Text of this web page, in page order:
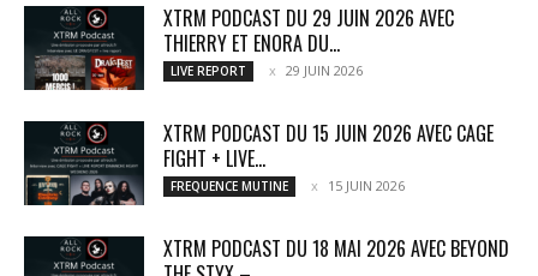
XTRM PODCAST DU 29 JUIN 2026 AVEC
THIERRY ET ENORA DU...
LIVE REPORT 29 JUIN 2026
XTRM PODCAST DU 15 JUIN 2026 AVEC CAGE
FIGHT + LIVE...
FREQUENCE MUTINE 15 JUIN 2026
XTRM PODCAST DU 18 MAI 2026 AVEC BEYOND